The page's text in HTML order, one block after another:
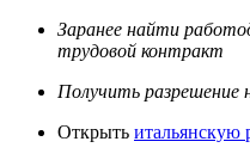
Заранее найти
трудовой контракт
Получить разрешение
Открыть итальянскую